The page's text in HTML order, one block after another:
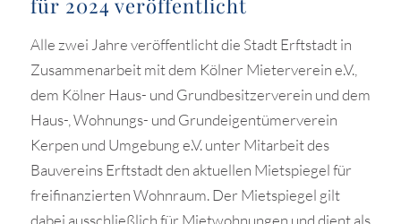
für 2024 veröffentlicht
Alle zwei Jahre veröffentlicht die Stadt Erftstadt in
Zusammenarbeit mit dem Kölner Mieterverein e.V.,
dem Kölner Haus- und Grundbesitzerverein und dem
Haus-, Wohnungs- und Grundeigentümerverein
Kerpen und Umgebung e.V. unter Mitarbeit des
Bauvereins Erftstadt den aktuellen Mietspiegel für
freifinanzierten Wohnraum. Der Mietspiegel gilt